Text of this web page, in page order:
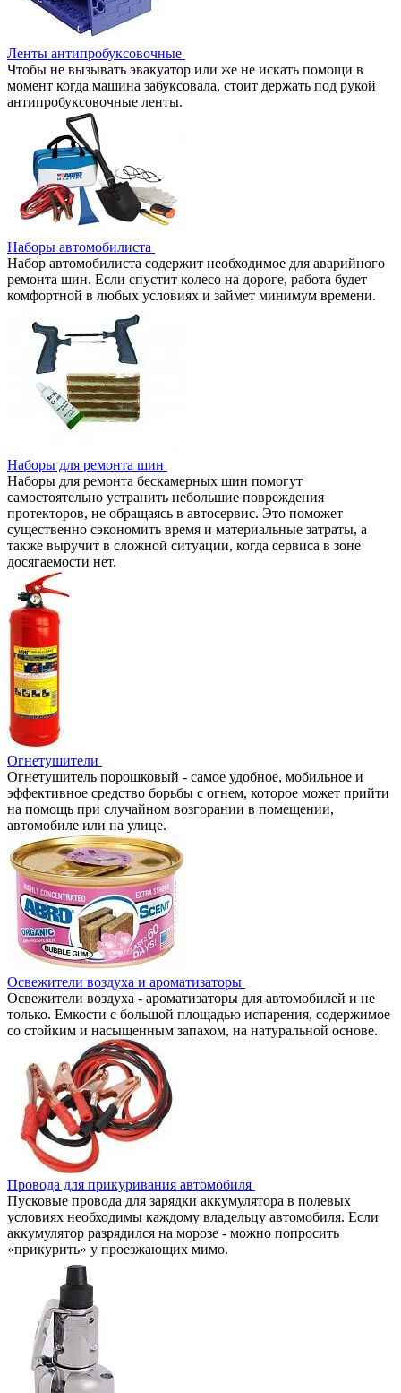
Ленты антипробуксовочные
Чтобы не вызывать эвакуатор или же не искать помощи в
момент когда машина забуксовала, стоит держать под рукой
антипробуксовочные ленты.
Наборы автомобилиста
Набор автомобилиста содержит необходимое для аварийного
ремонта шин. Если спустит колесо на дороге, работа будет
комфортной в любых условиях и займет минимум времени.
Наборы для ремонта шин
Наборы для ремонта бескамерных шин помогут
самостоятельно устранить небольшие повреждения
протекторов, не обращаясь в автосервис. Это поможет
существенно сэкономить время и материальные затраты, а
также выручит в сложной ситуации, когда сервиса в зоне
досягаемости нет.
Огнетушители
Огнетушитель порошковый - самое удобное, мобильное и
эффективное средство борьбы с огнем, которое может прийти
на помощь при случайном возгорании в помещении,
автомобиле или на улице.
Освежители воздуха и ароматизаторы
Освежители воздуха - ароматизаторы для автомобилей и не
только. Емкости с большой площадью испарения, содержимое
со стойким и насыщенным запахом, на натуральной основе.
Провода для прикуривания автомобиля
Пусковые провода для зарядки аккумулятора в полевых
условиях необходимы каждому владельцу автомобиля. Если
аккумулятор разрядился на морозе - можно попросить
«прикурить» у проезжающих мимо.